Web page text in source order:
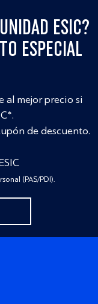
ESIC?
ESPECIAL
al mejor precio si
de descuento.
(PAS/PDI).